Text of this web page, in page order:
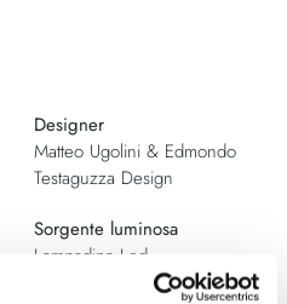
Designer
Matteo Ugolini & Edmondo
Testaguzza Design
Sorgente luminosa
Lampadina Led